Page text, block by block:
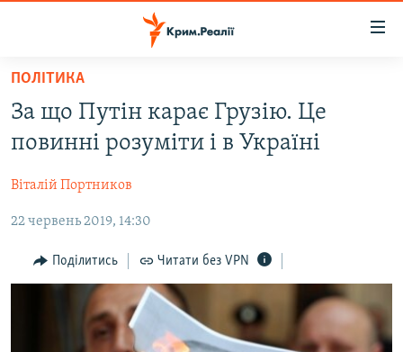
Перейти
основного
матеріалу
до
навігації
Перейти
ВОДА.КРИМ
ВІДЕО ТА ФОТО
ПОЛІТИКА
БЛОГИ
ПОГЛЯД
ІНТЕРВ'Ю
ВСЕ ЗА ДЕНЬ
ПОЛІТИКА
За що Путін карає Грузію. Це
повинні розуміти і в Україні
Віталій Портников
22 червень 2019, 14:30
Поділитись Читати без VPN